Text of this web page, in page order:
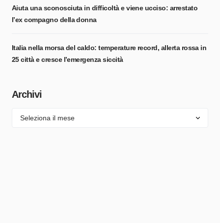
Aiuta una sconosciuta in difficoltà e viene ucciso: arrestato
l’ex compagno della donna
Italia nella morsa del caldo: temperature record, allerta rossa in
25 città e cresce l’emergenza siccità
Archivi